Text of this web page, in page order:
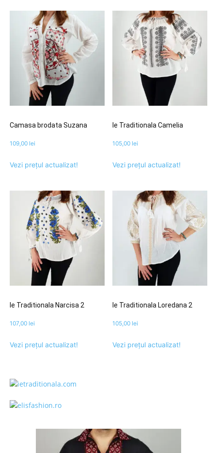
Camasa brodata Suzana
109,00 lei
Vezi prețul actualizat!
Ie Traditionala Camelia
105,00 lei
Vezi prețul actualizat!
Ie Traditionala Narcisa 2
107,00 lei
Vezi prețul actualizat!
Ie Traditionala Loredana 2
105,00 lei
Vezi prețul actualizat!